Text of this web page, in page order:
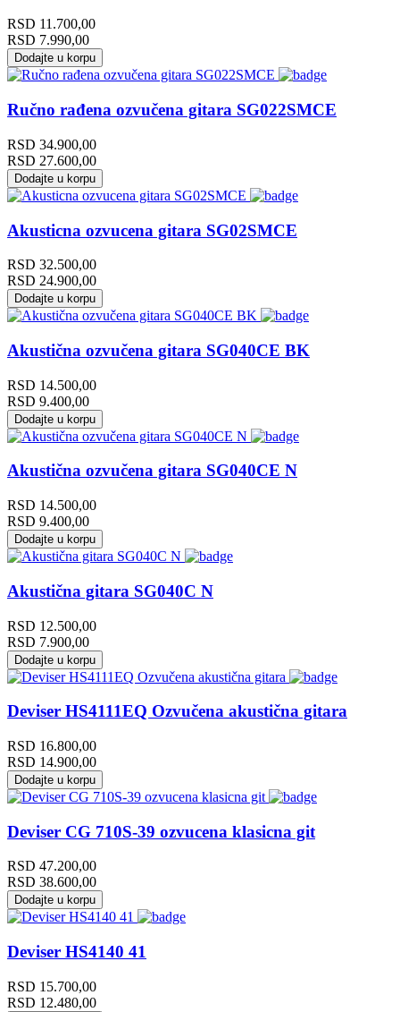
RSD 11.700,00
RSD 7.990,00
Dodajte u korpu
Ručno rađena ozvučena gitara SG022SMCE
RSD 34.900,00
RSD 27.600,00
Dodajte u korpu
Akusticna ozvucena gitara SG02SMCE
RSD 32.500,00
RSD 24.900,00
Dodajte u korpu
Akustična ozvučena gitara SG040CE BK
RSD 14.500,00
RSD 9.400,00
Dodajte u korpu
Akustična ozvučena gitara SG040CE N
RSD 14.500,00
RSD 9.400,00
Dodajte u korpu
Akustična gitara SG040C N
RSD 12.500,00
RSD 7.900,00
Dodajte u korpu
Deviser HS4111EQ Ozvučena akustična gitara
RSD 16.800,00
RSD 14.900,00
Dodajte u korpu
Deviser CG 710S-39 ozvucena klasicna git
RSD 47.200,00
RSD 38.600,00
Dodajte u korpu
Deviser HS4140 41
RSD 15.700,00
RSD 12.480,00